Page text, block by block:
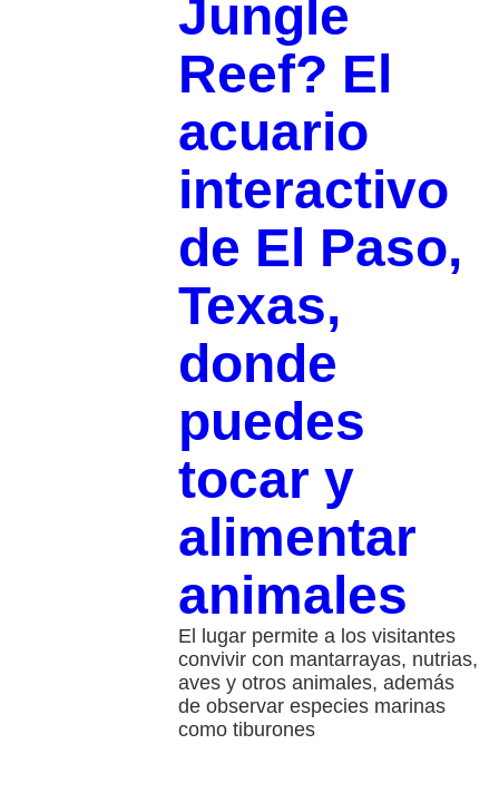
Jungle
Reef? El
acuario
interactivo
de El Paso,
Texas,
donde
puedes
tocar y
alimentar
animales
El lugar permite a los visitantes
convivir con mantarrayas, nutrias,
aves y otros animales, además
de observar especies marinas
como tiburones